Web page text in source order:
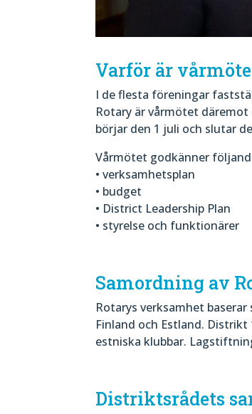
Varför är
I de flesta föreningar
Rotary är vårmötet
börjar den 1 juli och slutar
Vårmötet godkänner
• verksamhetsplan
• budget
• District Leadership Plan
• styrelse och funktionärer
Samordning av
Rotarys verksamhet
Finland och Estland.
estniska klubbar.
Distriktsrådets